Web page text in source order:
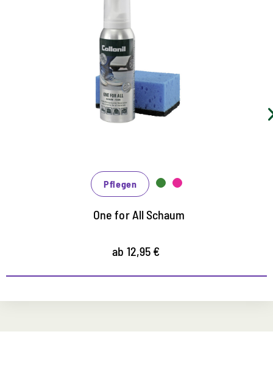
Ergiebiger Reinigungs- und
Pflegeschaum
schnelle, unkomplizierte Reinigung, zuverlässige
Pflege und effektiver Schutz zugleich
für alle Materialien geeignet
Pflegen
One for All Schaum
ab 12,95 €